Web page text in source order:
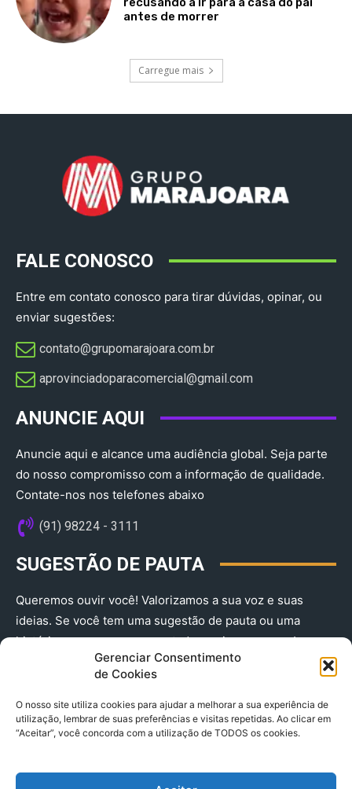
Gerenciar Consentimento
de Cookies
O nosso site utiliza cookies para ajudar a melhorar a sua experiência de
utilização, lembrar de suas preferências e visitas repetidas. Ao clicar em
“Aceitar”, você concorda com a utilização de TODOS os cookies.
antes de morrer
Carregue mais
FALE CONOSCO
Entre em contato conosco para tirar dúvidas, opinar, ou
enviar sugestões:
contato@grupomarajoara.com.br
aprovinciadoparacomercial@gmail.com​
ANUNCIE AQUI
Anuncie aqui e alcance uma audiência global. Seja parte
do nosso compromisso com a informação de qualidade.
Contate-nos nos telefones abaixo
(91) 98224 - 3111
SUGESTÃO DE PAUTA
Queremos ouvir você! Valorizamos a sua voz e suas
ideias. Se você tem uma sugestão de pauta ou uma
história que merece ser contada, envie-nos agora!
(91) 98224 - 3111